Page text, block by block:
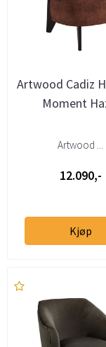
Artwood Cadiz
Moment
Artwood ...
12.090,-
Kjøp